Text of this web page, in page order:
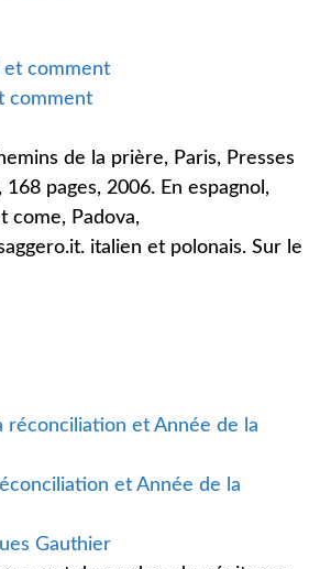
comment
de la prière, Paris, Presses
168 pages, 2006. En espagnol,
come, Padova,
italien et polonais. Sur le
et Année de la
Gauthier